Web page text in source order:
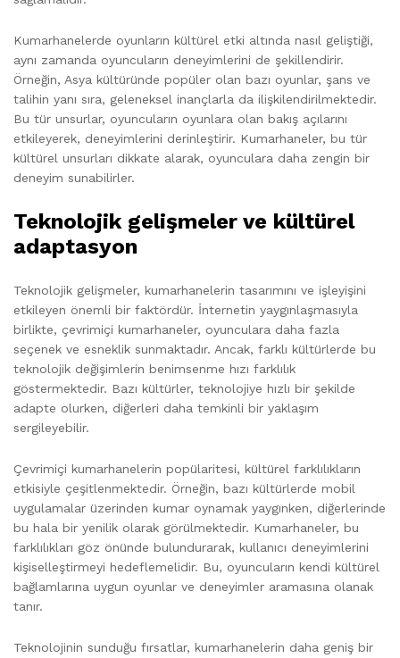
Kumarhanelerde oyunların kültürel etki altında nasıl geliştiği,
aynı zamanda oyuncuların deneyimlerini de şekillendirir.
Örneğin, Asya kültüründe popüler olan bazı oyunlar, şans ve
talihin yanı sıra, geleneksel inançlarla da ilişkilendirilmektedir.
Bu tür unsurlar, oyuncuların oyunlara olan bakış açılarını
etkileyerek, deneyimlerini derinleştirir. Kumarhaneler, bu tür
kültürel unsurları dikkate alarak, oyunculara daha zengin bir
deneyim sunabilirler.
Teknolojik gelişmeler ve kültürel
adaptasyon
Teknolojik gelişmeler, kumarhanelerin tasarımını ve işleyişini
etkileyen önemli bir faktördür. İnternetin yaygınlaşmasıyla
birlikte, çevrimiçi kumarhaneler, oyunculara daha fazla
seçenek ve esneklik sunmaktadır. Ancak, farklı kültürlerde bu
teknolojik değişimlerin benimsenme hızı farklılık
göstermektedir. Bazı kültürler, teknolojiye hızlı bir şekilde
adapte olurken, diğerleri daha temkinli bir yaklaşım
sergileyebilir.
Çevrimiçi kumarhanelerin popülaritesi, kültürel farklılıkların
etkisiyle çeşitlenmektedir. Örneğin, bazı kültürlerde mobil
uygulamalar üzerinden kumar oynamak yaygınken, diğerlerinde
bu hala bir yenilik olarak görülmektedir. Kumarhaneler, bu
farklılıkları göz önünde bulundurarak, kullanıcı deneyimlerini
kişiselleştirmeyi hedeflemelidir. Bu, oyuncuların kendi kültürel
bağlamlarına uygun oyunlar ve deneyimler aramasına olanak
tanır.
Teknolojinin sunduğu fırsatlar, kumarhanelerin daha geniş bir